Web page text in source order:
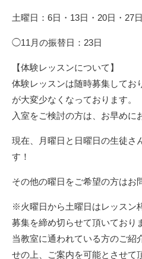
土曜日：6日・13日・20日・27日
◯11月の振替日：23日
【体験レッスンについて】
体験レッスンは随時募集してお
が大変少なくなっております。
入室をご検討の方は、お早めに
現在、月曜日と日曜日の生徒さ
す！
その他の曜日をご希望の方はお
※火曜日から土曜日はレッスン
募集を締め切らせて頂いており
当教室に通われている方のご紹
せの上、ご案内を可能とさせて